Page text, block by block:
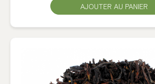
AJOUTER AU PANIER